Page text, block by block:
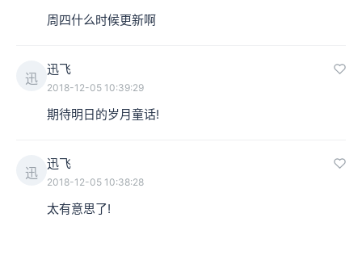
周四什么时候更新啊
迅
迅飞
2018-12-05 10:39:29
期待明日的岁月童话!
迅
迅飞
2018-12-05 10:38:28
太有意思了!